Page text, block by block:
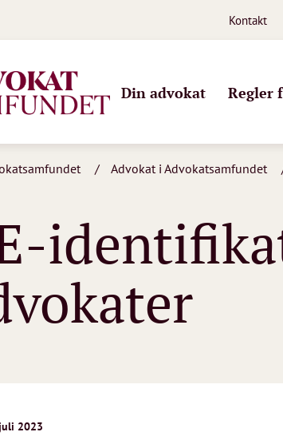
Kontakt
Din advokat Regler
Advokat i Advokatsamfundet
2023